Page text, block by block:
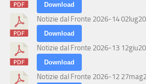
Download
Notizie dal Fronte 2026-14
Download
Notizie dal Fronte 2026-13
Download
Notizie dal Fronte 2026-12